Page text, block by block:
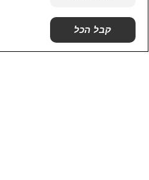
קבל הכל